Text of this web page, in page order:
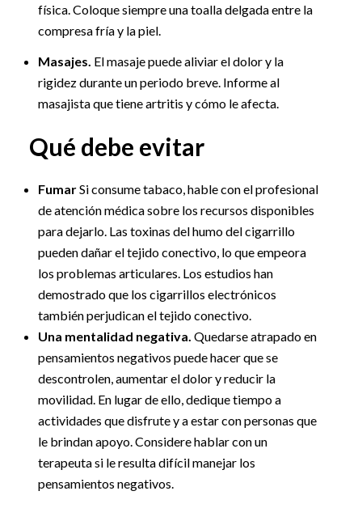
física. Coloque siempre una toalla delgada entre la
compresa fría y la piel.
Masajes. El masaje puede aliviar el dolor y la
rigidez durante un periodo breve. Informe al
masajista que tiene artritis y cómo le afecta.
Qué debe evitar
FumarSi consume tabaco, hable con el profesional
de atención médica sobre los recursos disponibles
para dejarlo. Las toxinas del humo del cigarrillo
pueden dañar el tejido conectivo, lo que empeora
los problemas articulares. Los estudios han
demostrado que los cigarrillos electrónicos
también perjudican el tejido conectivo.
Una mentalidad negativa. Quedarse atrapado en
pensamientos negativos puede hacer que se
descontrolen, aumentar el dolor y reducir la
movilidad. En lugar de ello, dedique tiempo a
actividades que disfrute y a estar con personas que
le brindan apoyo. Considere hablar con un
terapeuta si le resulta difícil manejar los
pensamientos negativos.